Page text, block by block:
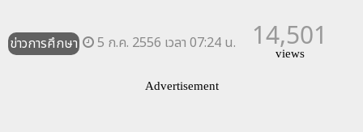
ข่าวการศึกษา 5 ก.ค. 2556 เวลา 07:24 น. 14,501
views
Advertisement